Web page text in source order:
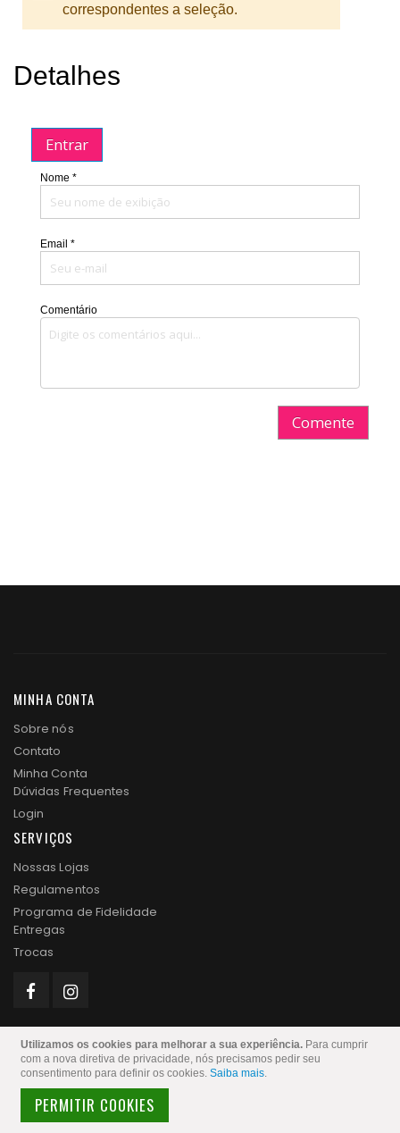
Utilizamos os cookies para melhorar a sua experiência. Para cumprir
com a nova diretiva de privacidade, nós precisamos pedir seu
consentimento para definir os cookies. Saiba mais.
PERMITIR COOKIES
correspondentes a seleção.
Detalhes
Entrar
Nome *
Email *
Comentário
Comente
MINHA CONTA
Sobre nós
Contato
Minha Conta
Dúvidas Frequentes
Login
SERVIÇOS
Nossas Lojas
Regulamentos
Programa de Fidelidade
Entregas
Trocas
Lojas Leal @ 1994. Todos os direitos reservados
NEWSLETTER